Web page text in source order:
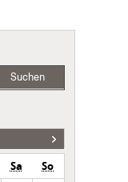
Suchen
Sa
So